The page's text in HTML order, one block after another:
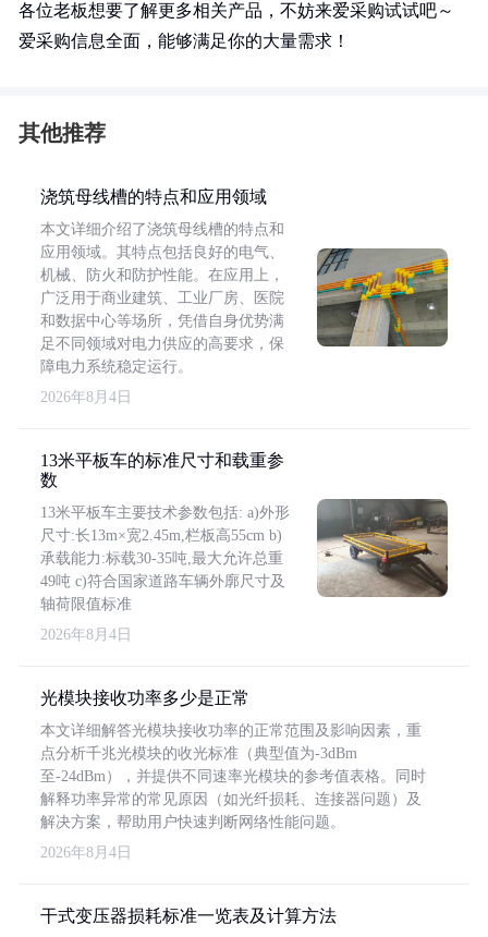
各位老板想要了解更多相关产品，不妨来爱采购试试吧～
爱采购信息全面，能够满足你的大量需求！
其他推荐
浇筑母线槽的特点和应用领域
本文详细介绍了浇筑母线槽的特点和
应用领域。其特点包括良好的电气、
机械、防火和防护性能。在应用上，
广泛用于商业建筑、工业厂房、医院
和数据中心等场所，凭借自身优势满
足不同领域对电力供应的高要求，保
障电力系统稳定运行。
2026年8月4日
13米平板车的标准尺寸和载重参
数
13米平板车主要技术参数包括: a)外形
尺寸:长13m×宽2.45m,栏板高55cm b)
承载能力:标载30-35吨,最大允许总重
49吨 c)符合国家道路车辆外廓尺寸及
轴荷限值标准
2026年8月4日
光模块接收功率多少是正常
本文详细解答光模块接收功率的正常范围及影响因素，重
点分析千兆光模块的收光标准（典型值为-3dBm
至-24dBm），并提供不同速率光模块的参考值表格。同时
解释功率异常的常见原因（如光纤损耗、连接器问题）及
解决方案，帮助用户快速判断网络性能问题。
2026年8月4日
干式变压器损耗标准一览表及计算方法